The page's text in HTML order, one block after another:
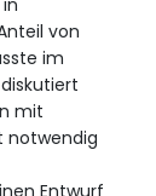
von
im
mit
notwendig